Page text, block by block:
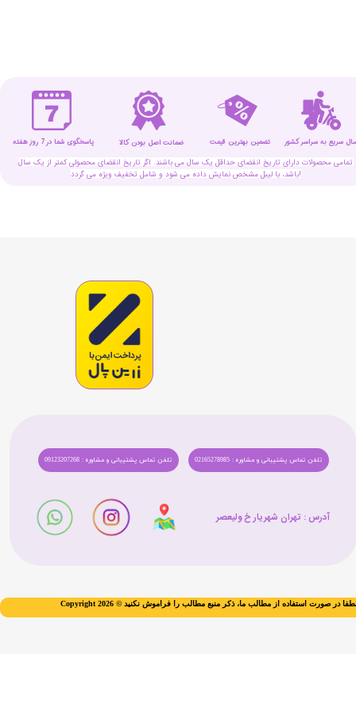
تمامی محصولات دارای تاریخ انقضای حداقل یک سال می باشند. اگر تاریخ انقضای محصولی کمتر از یک سال
باشد، با لیبل مشخص نمایش داده می شود و شامل تخفیف ویژه می گردد!
ضمانت اصل بودن کالا تضمین بهترین قیمت پاسخگوی شما در 7 روز هفته سریع به سراسر کشور
تلفن تماس پشتیبانی و مشاوره : 09123207268 تلفن تماس پشتیبانی و مشاوره : 02165278985
آدرس : تهران شهریار خ ولیعصر​​​​​​​